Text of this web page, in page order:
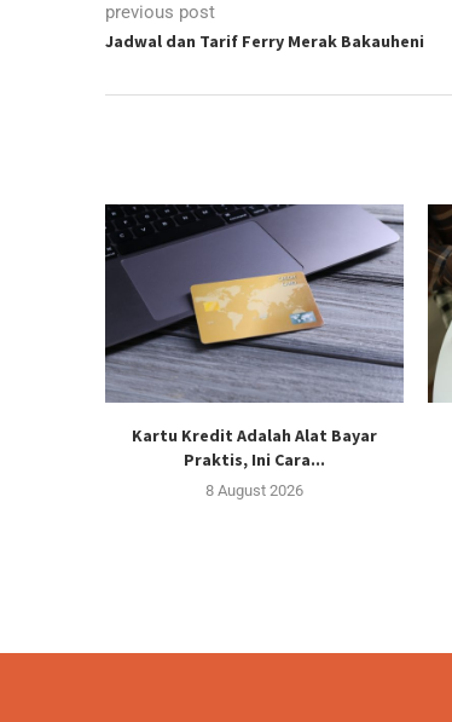
previous post
Jadwal dan Tarif Ferry Merak Bakauheni
Kartu Kredit Adalah Alat Bayar
Praktis, Ini Cara...
8 August 2026